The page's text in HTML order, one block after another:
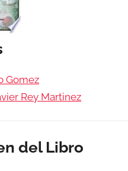
Gomez
Rey Martinez
del Libro